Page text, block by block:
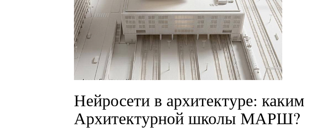
Нейросети в архитектуре:
Архитектурной школы МАРШ?